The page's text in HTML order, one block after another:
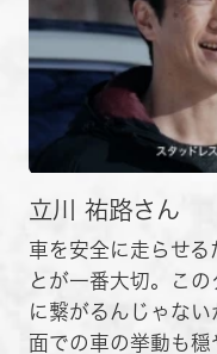
立川 祐路さん
車を安全に走らせる
とが一番大切。こ
に繋がるんじゃな
面での車の挙動も